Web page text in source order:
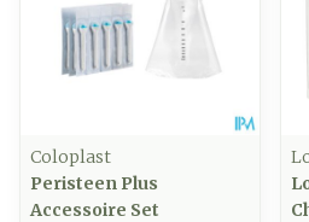
Coloplast
Peristeen Plus
Accessoire Set